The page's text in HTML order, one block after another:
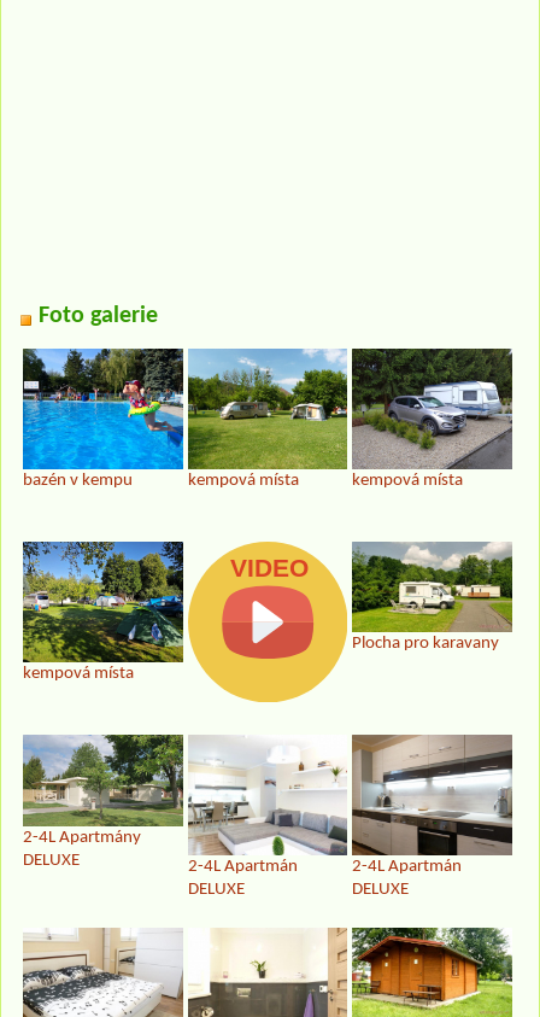
Foto galerie
bazén v kempu kempová místa kempová místa
kempová místa
Plocha pro karavany
2-4L Apartmány
DELUXE
2-4L Apartmán
DELUXE
2-4L Apartmán
DELUXE